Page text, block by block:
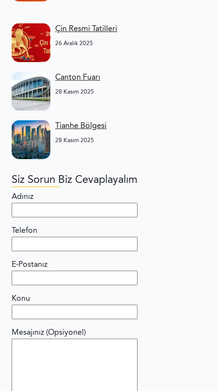
Çin Resmi Tatilleri
26 Aralık 2025
Canton Fuarı
28 Kasım 2025
Tianhe Bölgesi
28 Kasım 2025
Siz Sorun Biz Cevaplayalım
Adınız
Telefon
E-Postanız
Konu
Mesajınız (Opsiyonel)